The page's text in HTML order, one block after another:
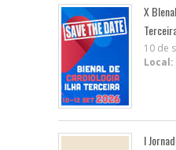
X
10 de
Local:
I